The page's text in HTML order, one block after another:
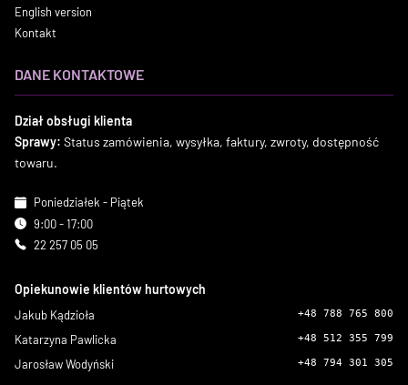
English version
Kontakt
DANE KONTAKTOWE
Dział obsługi klienta
Sprawy: Status zamówienia, wysyłka, faktury, zwroty, dostępność
towaru.
Poniedziałek - Piątek
9:00 - 17:00
22 257 05 05
Opiekunowie klientów hurtowych
Jakub Kądzioła +48 788 765 800
Katarzyna Pawlicka +48 512 355 799
Jarosław Wodyński +48 794 301 305